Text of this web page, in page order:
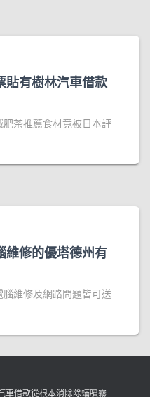
貼有樹林汽車借款
茶推薦食材竟被日本評
維修的優塔德州有
維修及網路問題皆可送
車借款從根本消除除蟎噴霧